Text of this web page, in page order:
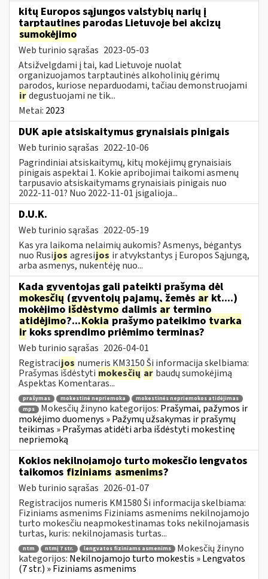
kitų Europos sąjungos valstybių narių į
tarptautines parodas Lietuvoje bei akcizų
sumokėjimo
Web turinio sąrašas 2023-05-03
Atsižvelgdami į tai, kad Lietuvoje nuolat
organizuojamos tarptautinės alkoholinių gėrimų
parodos, kuriose neparduodami, tačiau demonstruojami
irdegustuojami ne tik...
Metai: 2023
DUK apie atsiskaitymus grynaisiais pinigais
Web turinio sąrašas 2022-10-06
Pagrindiniai atsiskaitymų, kitų mokėjimų grynaisiais
pinigais aspektai 1. Kokie apribojimai taikomi asmenų
tarpusavio atsiskaitymams grynaisiais pinigais nuo
2022-11-01? Nuo 2022-11-01 įsigalioja...
D.U.K.
Web turinio sąrašas 2022-05-19
Kas yra laikoma nelaimių aukomis? Asmenys, bėgantys
nuo Rusijos agresijos ir atvykstantys į Europos Sąjungą,
arba asmenys, nukentėję nuo...
Kada gyventojas gali pateikti prašymą dėl
mokesčių (gyventojų pajamų, žemės ar kt....)
mokėjimo išdėstymo dalimis ar termino
atidėjimo?...Kokiaprašymo pateikimo tvarka
irkoks sprendimo priėmimo terminas?
Web turinio sąrašas 2026-04-01
Registracijos numeris KM3150 Ši informacija skelbiama:
Prašymas išdėstyti mokesčių ar baudų sumokėjimą
Aspektas Komentaras...
prašymas mokestinė nepriemoka
mokestinės nepriemokos atidėjimas
mps
Mokesčių žinyno kategorijos: Prašymai, pažymos ir
mokėjimo duomenys » Pažymų užsakymas ir prašymų
teikimas » Prašymas atidėti arba išdėstyti mokestinę
nepriemoką
Kokios nekilnojamojo turto mokesčio lengvatos
taikomos fiziniams asmenims?
Web turinio sąrašas 2026-01-07
Registracijos numeris KM1580 Ši informacija skelbiama:
Fiziniams asmenims Fiziniams asmenims nekilnojamojo
turto mokesčiu neapmokestinamas toks nekilnojamasis
turtas, kuris: nekilnojamasis turtas...
ntm ntmį 7 str. lengvatos fiziniams asmenims
Mokesčių žinyno
kategorijos: Nekilnojamojo turto mokestis » Lengvatos
(7 str.) » Fiziniams asmenims